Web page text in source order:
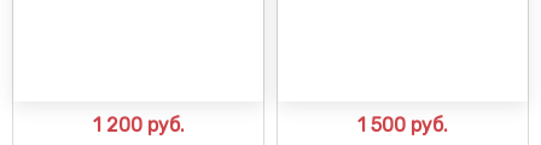
1 200 руб.
1 500 руб.